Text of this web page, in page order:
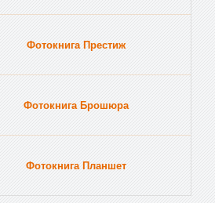
Фотокнига Престиж
Фотокнига Брошюра
Фотокнига Планшет